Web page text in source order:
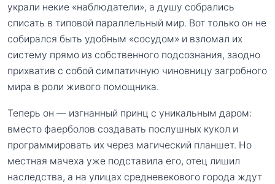
украли некие «наблюдатели», а душу собрались
списать в типовой параллельный мир. Вот только он не
собирался быть удобным «сосудом» и взломал их
систему прямо из собственного подсознания, заодно
прихватив с собой симпатичную чиновницу загробного
мира в роли живого помощника.
Теперь он — изгнанный принц с уникальным даром:
вместо фаерболов создавать послушных кукол и
программировать их через магический планшет. Но
местная мачеха уже подставила его, отец лишил
наследства, а на улицах средневекового города ждут